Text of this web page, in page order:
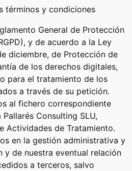
términos y condiciones
General de Protección
y de acuerdo a la Ley
diciembre, de Protección de
de los derechos digitales,
para el tratamiento de los
a través de su petición.
al fichero correspondiente
Consulting SLU,
Actividades de Tratamiento.
en la gestión administrativa y
y de nuestra eventual relación
a terceros, salvo